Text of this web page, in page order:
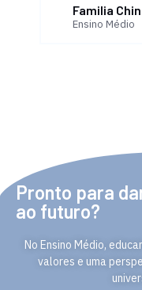
Familia
Ensino Médio
Pronto para
ao futuro?
No Ensino Médio,
valores e uma